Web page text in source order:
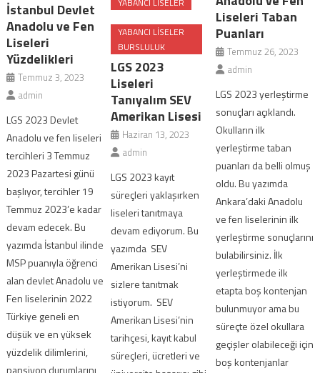
İstanbul Devlet
Anadolu ve Fen
Liseleri
Yüzdelikleri
Temmuz 3, 2023
admin
LGS 2023 Devlet
Anadolu ve fen liseleri
tercihleri 3 Temmuz
2023 Pazartesi günü
başlıyor, tercihler 19
Temmuz 2023’e kadar
devam edecek. Bu
yazımda İstanbul ilinde
MSP puanıyla öğrenci
alan devlet Anadolu ve
Fen liselerinin 2022
Türkiye geneli en
düşük ve en yüksek
yüzdelik dilimlerini,
pansiyon durumlarını,
YABANCI LISELER
BURSLULUK
LGS 2023
Liseleri
Tanıyalım SEV
Amerikan Lisesi
Haziran 13, 2023
admin
LGS 2023 kayıt
süreçleri yaklaşırken
liseleri tanıtmaya
devam ediyorum. Bu
yazımda SEV
Amerikan Lisesi’ni
sizlere tanıtmak
istiyorum. SEV
Amerikan Lisesi’nin
tarihçesi, kayıt kabul
süreçleri, ücretleri ve
Liseleri Taban
Puanları
Temmuz 26, 2023
admin
LGS 2023 yerleştirme
sonuçları açıklandı.
Okulların ilk
yerleştirme taban
puanları da belli olmuş
oldu. Bu yazımda
Ankara’daki Anadolu
ve fen liselerinin ilk
yerleştirme sonuçlarını
bulabilirsiniz. İlk
yerleştirmede ilk
etapta boş kontenjan
bulunmuyor ama bu
süreçte özel okullara
geçişler olabileceği için
boş kontenjanlar